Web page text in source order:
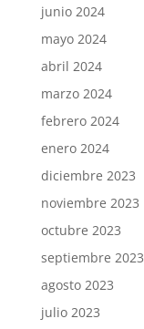
junio 2024
mayo 2024
abril 2024
marzo 2024
febrero 2024
enero 2024
diciembre 2023
noviembre 2023
octubre 2023
septiembre 2023
agosto 2023
julio 2023